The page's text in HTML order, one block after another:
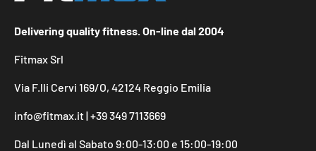
Delivering quality fitness. On-line dal 2004
Fitmax Srl
Via F.lli Cervi 169/O, 42124 Reggio Emilia
info@fitmax.it | +39 349 7113669
Dal Lunedì al Sabato 9:00-13:00 e 15:00-19:00